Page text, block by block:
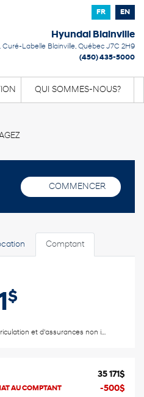
FR EN
Hyundai Blainville
Curé-Labelle Blainville, Québec J7C 2H9
(450) 435-5000
QUI SOMMES-NOUS?
COMMENCER
Comptant
$
TPS, TVQ, frais d'immatriculation et d'assurances non inclus.
35 171$
AU COMPTANT -500$